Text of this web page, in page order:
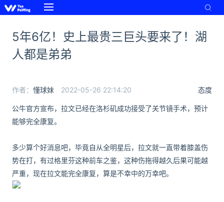
5年6亿！史上最贵三巨头要来了！湖
人都是弟弟
态度
作者： 懂球妹 2022-05-26 22:14:20
公牛官方宣布，拉文已经在洛杉矶成功接受了关节镜手术，预计
能够完全康复。
多少算个好消息吧，毕竟自从全明星后，拉文就一直带着膝盖伤
势在打，有过格里芬这种前车之鉴，这种伤拖得越久后果可能越
严重，现在拉文能完全康复，算是不幸中的万幸吧。